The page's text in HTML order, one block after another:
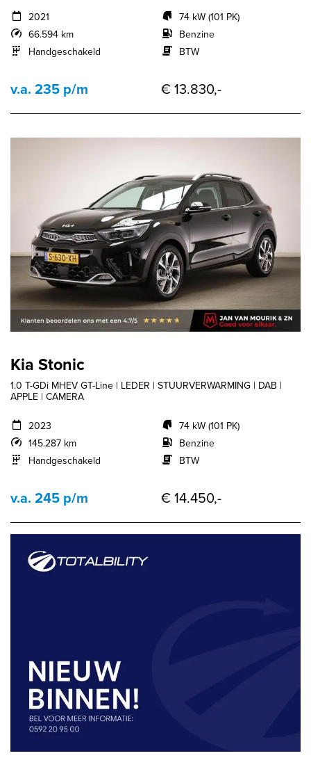
2021
66.594 km
Handgeschakeld
74 kW (101 PK)
Benzine
BTW
v.a. 235 p/m € 13.830,-
Kia Stonic
1.0 T-GDi MHEV GT-Line | LEDER | STUURVERWARMING | DAB |
APPLE | CAMERA
2023
145.287 km
Handgeschakeld
74 kW (101 PK)
Benzine
BTW
v.a. 245 p/m € 14.450,-